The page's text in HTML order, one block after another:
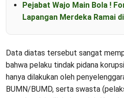
Pejabat Wajo Main Bola !
Lapangan Merdeka Ramai
Data diatas tersebut sangat
bahwa pelaku tindak pidana
hanya dilakukan oleh
BUMN/BUMD, serta swasta